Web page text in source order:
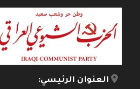
العنوان الرئيسي: